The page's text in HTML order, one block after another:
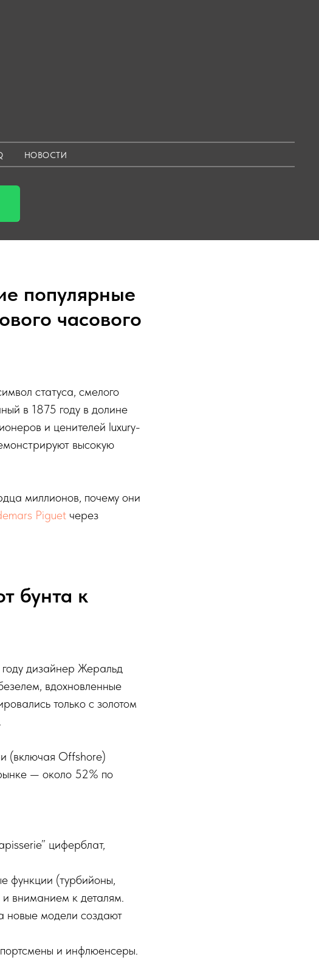
НОВОСТИ
популярные
часового
статуса, смелого
в 1875 году в долине
и ценителей luxury-
высокую
миллионов, почему они
Piguet через
бунта к
дизайнер Жеральд
вдохновленные
только с золотом
(включая Offshore)
— около 52% по
циферблат,
функции (турбийоны,
вниманием к деталям.
новые модели создают
и инфлюенсеры.